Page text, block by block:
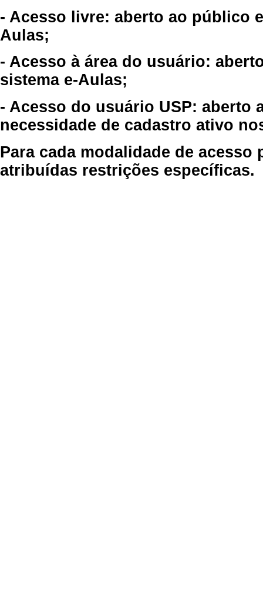
- Acesso livre: aberto ao público
Aulas;
- Acesso à área do usuário:
sistema e-Aulas;
- Acesso do usuário USP: aberto
necessidade de cadastro ativo
Para cada modalidade de
atribuídas restrições específicas.